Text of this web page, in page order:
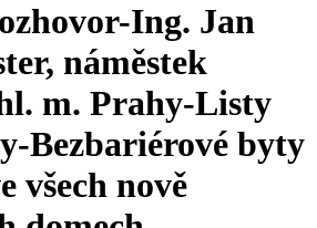
Ing. Jan
náměstek
m. Prahy-Listy
Bezbariérové byty
všech nově